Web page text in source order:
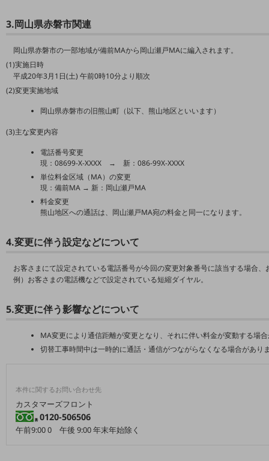
顧客体験（CX）改善
人材不足解消
業種・業態で探す
業種・業態で探すTOP
一次産業
医療・介護
製造・建設業
小売業
キーワードで探す
法人向けスマホ・携帯に関する、
製品TOP
タフネススマートフォン
データ通信製品
ドコモケータイ
3.岡山県赤磐市関連
岡山県赤磐市の一部地域が備前MAから岡山瀬戸MAに編入されます。
(1)実施日時
平成20年3月1日(土) 午前0時10分より順次
(2)変更実施地域
岡山県赤磐市の旧熊山町（以下、熊山地区といいます）
(3)主な変更内容
電話番号変更
現：08699-X-XXXX → 新：086-99X-XXXX
単位料金区域（MA）の変更
現：備前MA → 新：岡山瀬戸MA
料金変更
熊山地区への通話は、岡山瀬戸MA宛の料金と同一になります。
4.変更に伴う設定などについて
お客さまにて設定されている電話番号が今回の変更対象番号に該当する場合
例）お客さまの電話機などで設定されている短縮ダイヤル。
5.変更に伴う影響などについて
MA変更により通信距離が変更となり、それに伴い料金が変動する場
切替工事時間中は一時的に通話・通信がつながらなくなる場合があり
本件に関するお問い合わせ先
カスタマーズフロント
0120-506506
午前9:00 0 午後 9:00 年末年始除く